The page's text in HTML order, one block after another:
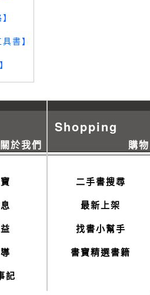
書】
關於我們
記
Shopping
購物
二手書搜尋
最新上架
找書小幫手
書寶精選書籍